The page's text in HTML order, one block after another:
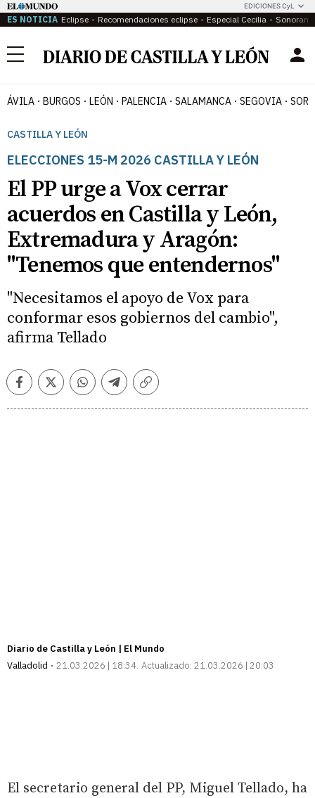
EDICIONES CyL
ES NOTICIA Eclipse Recomendaciones eclipse Especial Cecilia
Menú
ÁVILA BURGOS LEÓN PALENCIA SALAMANCA SEGOVIA
CASTILLA Y LEÓN
ELECCIONES 15-M 2026 CASTILLA Y LEÓN
El PP urge a Vox cerrar
acuerdos en Castilla y León,
Extremadura y Aragón:
"Tenemos que entendernos"
"Necesitamos el apoyo de Vox para
conformar esos gobiernos del cambio",
afirma Tellado
FacebookTwitterWhatsappTelegramCopiar
Diario de Castilla y León | El Mundo
Valladolid
21.03.2026 | 18:34 Actualizado: 21.03.2026 | 20:03
El secretario general del PP, Miguel Tellado, ha